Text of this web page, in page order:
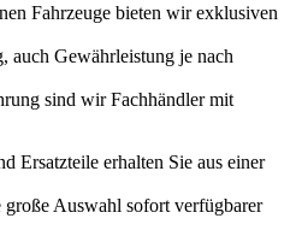
Fahrzeuge bieten wir exklusiven
auch Gewährleistung je nach
sind wir Fachhändler mit
Ersatzteile erhalten Sie aus einer
Auswahl sofort verfügbarer